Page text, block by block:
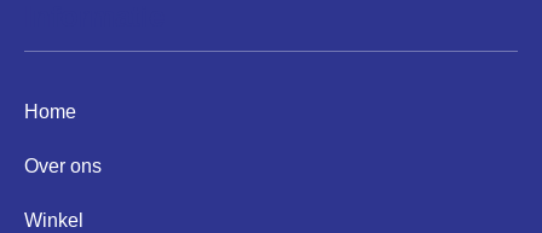
Home
Over ons
Winkel